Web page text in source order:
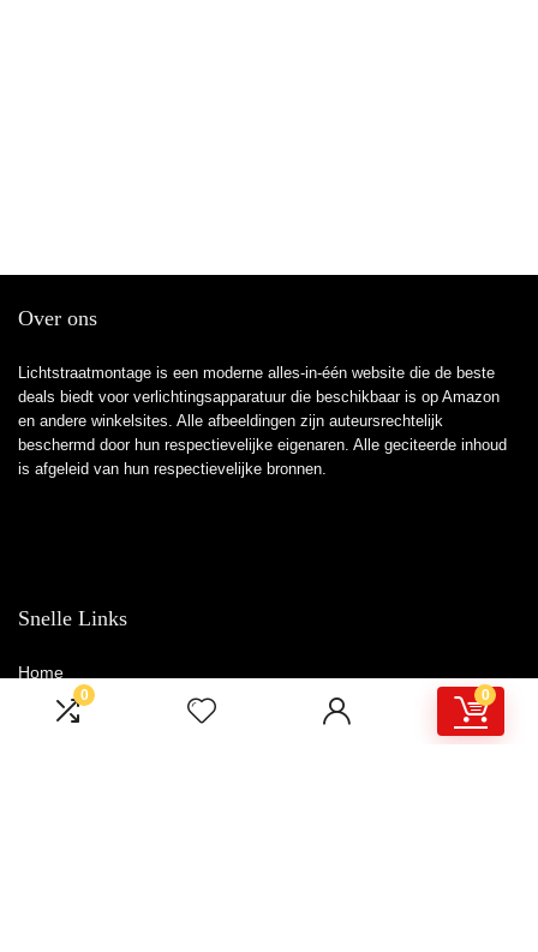
0 0
Over ons
Lichtstraatmontage is een moderne alles-in-één website die de beste
deals biedt voor verlichtingsapparatuur die beschikbaar is op Amazon
en andere winkelsites. Alle afbeeldingen zijn auteursrechtelijk
beschermd door hun respectievelijke eigenaren. Alle geciteerde inhoud
is afgeleid van hun respectievelijke bronnen.
Snelle Links
Home
Winkel